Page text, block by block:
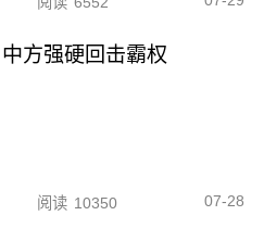
方强硬回击霸权
阅读 10350 07-28